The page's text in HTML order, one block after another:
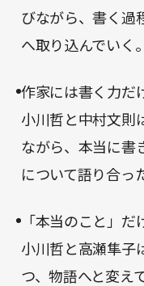
びながら、書く過
へ取り込んでいく。
作家には書く力だ
小川哲と中村文則
ながら、本当に書
について語り合っ
「本当のこと」だ
小川哲と高瀬隼子
つ、物語へと変え